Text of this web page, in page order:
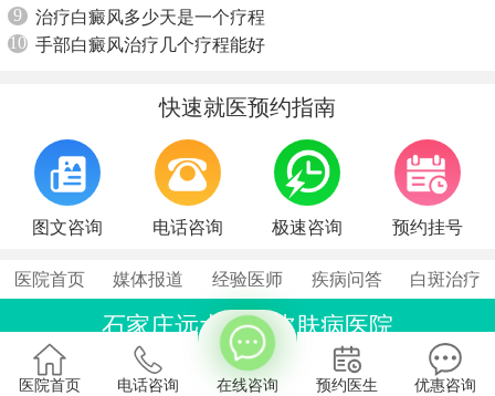
9
治疗白癜风多少天是一个疗程
10 手部白癜风治疗几个疗程能好
快速就医预约指南
图文咨询 电话咨询 极速咨询 预约挂号
医院首页 媒体报道 经验医师 疾病问答 白斑治疗
石家庄远大中医皮肤病医院
联系电话：0311-86990555
石家庄桥西区裕华东路7号
医院首页 电话咨询 在线咨询 预约医生 优惠咨询